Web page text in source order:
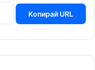
Копирай URL